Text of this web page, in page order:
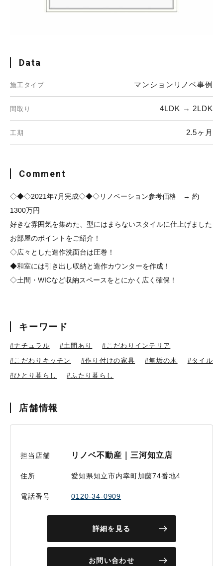
Data
施工タイプ マンションリノベ事例
間取り 4LDK → 2LDK
工期 2.5ヶ月
Comment
◇◆◇2021年7月完成◇◆◇リノベーション参考価格 → 約
1300万円
好きな雰囲気を集めた、型にはまらないスタイルに仕上げました
お部屋のポイントをご紹介！
◇広々とした造作洗面台は圧巻！
◆和室には引き出し収納と造作カウンターを作成！
◇土間・WICなど収納スペースをとにかく広く確保！
キーワード
#ナチュラル #土間あり
#こだわりインテリア
#こだわりキッチン
#作り付けの家具 #無垢の木
#タイル
#ひとり暮らし
#ふたり暮らし
店舗情報
担当店舗 リノベ不動産｜三河知立店
住所 愛知県知立市内幸町加藤74番地4
電話番号 0120-34-0909
詳細を見る
お問い合わせ